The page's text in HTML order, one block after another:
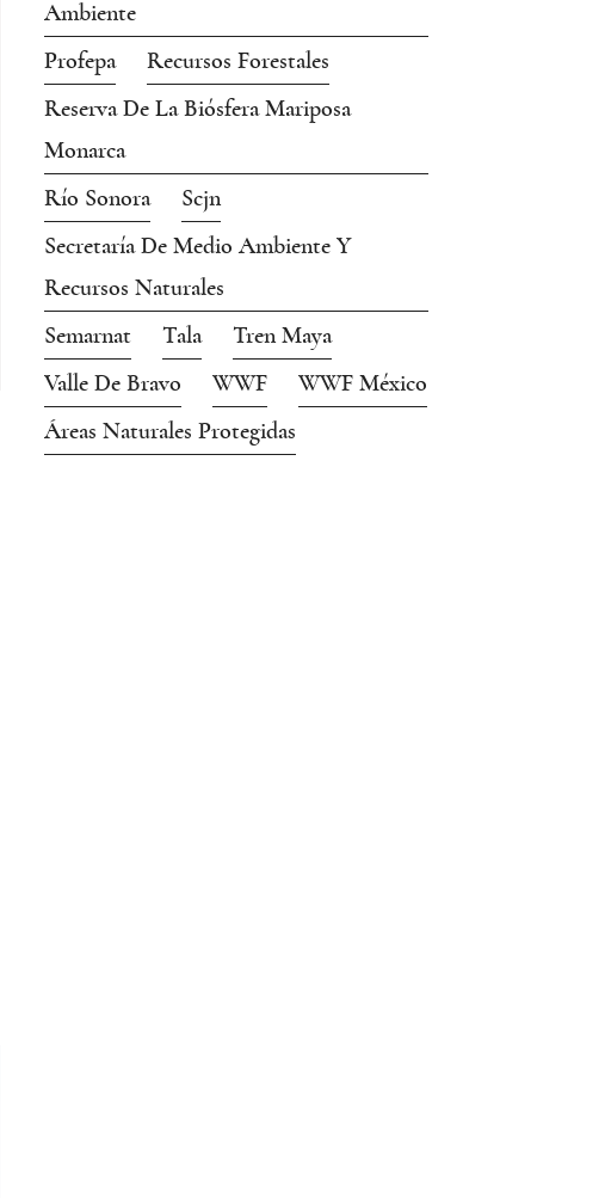
Ambiente
Profepa
Recursos Forestales
Reserva De La Biósfera Mariposa
Monarca
Río Sonora
Scjn
Secretaría De Medio Ambiente Y
Recursos Naturales
Semarnat
Tala
Tren Maya
Valle De Bravo
WWF
WWF México
Áreas Naturales Protegidas